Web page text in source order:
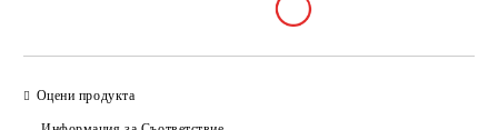
Оцени продукта